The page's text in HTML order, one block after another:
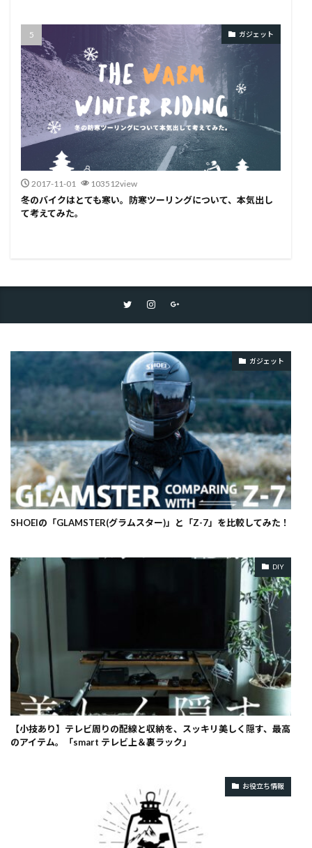
ガジェット
2017-11-01 103512view
冬のバイクはとても寒い。防寒ツーリングについて、本気出し
て考えてみた。
ガジェット
SHOEIの「GLAMSTER(グラムスター)」と「Z-7」を比較してみた！
DIY
【小技あり】テレビ周りの配線と収納を、スッキリ美しく隠す、最高
のアイテム。「smart テレビ上＆裏ラック」
お役立ち情報